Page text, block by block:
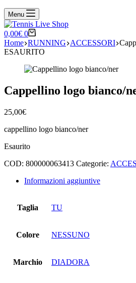
Menu
Carrello
0,00€ 0
Home RUNNING ACCESSORI
ESAURITO
Cappellino logo bianco/
25,00€
cappellino logo bianco/ner
Esaurito
COD: 800000063413 Categorie:
Informazioni aggiuntive
Taglia TU
Colore NESSUNO
Marchio DIADORA